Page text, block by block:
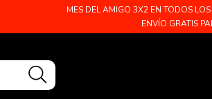
MES DEL AMIGO 3X2 EN TODOS
ENVÍO GRATIS